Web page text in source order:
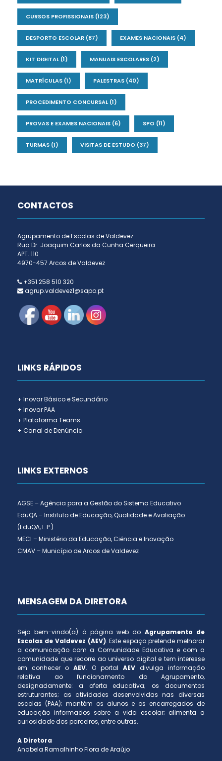
CURSOS PROFISSIONAIS (123)
DESPORTO ESCOLAR (87) EXAMES NACIONAIS (4)
KIT DIGITAL(1) MANUAIS ESCOLARES (2)
MATRÍCULAS (1) PALESTRAS (40)
PROCEDIMENTO CONCURSAL(1)
PROVAS E EXAMES NACIONAIS (6) SPO (11)
TURMAS (1) VISITAS DE ESTUDO (37)
CONTACTOS
Agrupamento de Escolas de Valdevez
Rua Dr. Joaquim Carlos da Cunha Cerqueira
APT. 110
4970-457 Arcos de Valdevez
+351 258 510 320
agrup.valdevez1@sapo.pt
LINKS RÁPIDOS
+ Inovar Básico e Secundário
+ Inovar PAA
+ Plataforma Teams
+ Canal de Denúncia
LINKS EXTERNOS
AGSE – Agência para a Gestão do Sistema Educativo
EduQA – Instituto de Educação, Qualidade e Avaliação
(EduQA, I. P.)
MECI – Ministério da Educação, Ciência e Inovação
CMAV – Município de Arcos de Valdevez
MENSAGEM DA DIRETORA
Seja bem-vindo(a) à página web do Agrupamento de
Escolas de Valdevez (AEV). Este espaço pretende melhorar
a comunicação com a Comunidade Educativa e com a
comunidade que recorre ao universo digital e tem interesse
em conhecer o AEV. O portal AEV divulga informação
relativa ao funcionamento do Agrupamento,
designadamente: a oferta educativa; os documentos
estruturantes; as atividades desenvolvidas nas diversas
escolas (PAA); mantém os alunos e os encarregados de
educação informados sobre a vida escolar; alimenta a
curiosidade dos parceiros, entre outras.
A Diretora
Anabela Ramalhinho Flora de Araújo